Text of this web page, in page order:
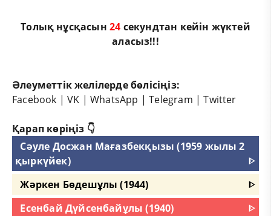
Толық нұсқасын24 секундтан кейін жүктей
аласыз!!!
Әлеуметтік желілерде бөлісіңіз:
Facebook |VK |WhatsApp |Telegram |Twitter
Қарап көріңіз 👇
Сәуле Досжан Мағазбекқызы (1959 жылы 2
қыркүйек)
ᐈ
Жәркен Бөдешұлы (1944)
ᐈ
Есенбай Дүйсенбайұлы (1940)
ᐈ